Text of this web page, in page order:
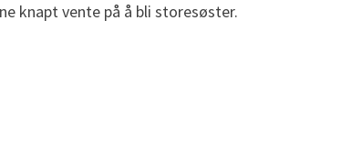
knapt vente på å bli storesøster.